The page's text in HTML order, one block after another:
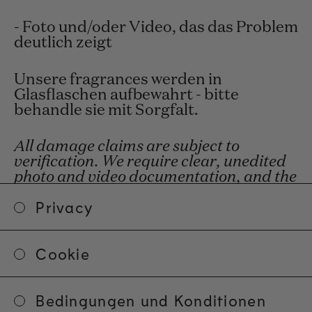
- Foto und/oder Video, das das Problem
deutlich zeigt
Unsere fragrances werden in
Glasflaschen aufbewahrt - bitte
behandle sie mit Sorgfalt.
All damage claims are subject to
verification. We require clear, unedited
photo and video documentation, and the
return and inspection. If sufficient
offer a replacement or refund.
Fragen
Privacy
Cookie
Bedingungen und Konditionen